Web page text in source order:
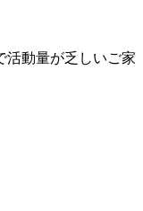
活動量が乏しいご家